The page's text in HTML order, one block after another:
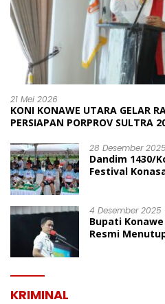
21 Mei 2026
KONI KONAWE UTARA GELAR
PERSIAPAN PORPROV SULTRA
28 Desember 2025
Dandim 1430/
Festival
4 Desember 2025
Bupati
Resmi
KRIMINAL